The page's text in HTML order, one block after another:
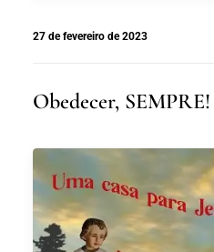
27 de fevereiro de 2023
Obedecer,